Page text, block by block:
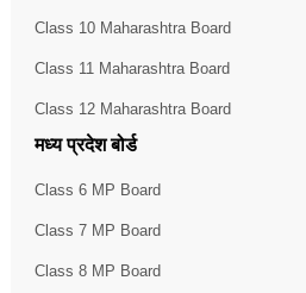
Class 10 Maharashtra Board
Class 11 Maharashtra Board
Class 12 Maharashtra Board
मध्य प्रदेश बोर्ड
Class 6 MP Board
Class 7 MP Board
Class 8 MP Board